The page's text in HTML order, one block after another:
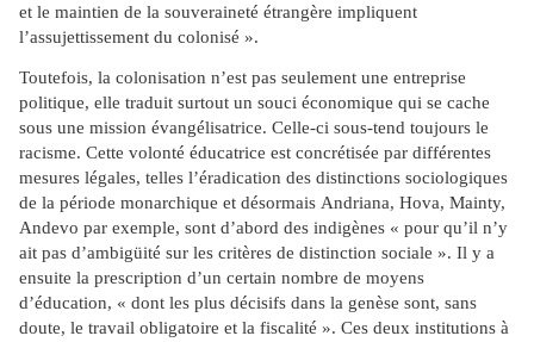
et le maintien de la souveraineté étrangère impliquent
l’assujettissement du colonisé ».
Toutefois, la colonisation n’est pas seulement une entreprise
politique, elle traduit surtout un souci économique qui se cache
sous une mission évangélisatrice. Celle-ci sous-tend toujours le
racisme. Cette volonté éducatrice est concrétisée par différentes
mesures légales, telles l’éradication des distinctions sociologiques
de la période monarchique et désormais Andriana, Hova, Mainty,
Andevo par exemple, sont d’abord des indigènes « pour qu’il n’y
ait pas d’ambigüité sur les critères de distinction sociale ». Il y a
ensuite la prescription d’un certain nombre de moyens
d’éducation, « dont les plus décisifs dans la genèse sont, sans
doute, le travail obligatoire et la fiscalité ». Ces deux institutions à